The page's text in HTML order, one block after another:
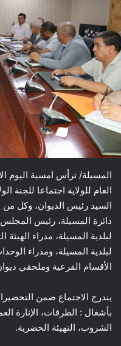
العام للولاية اجتماعا للجنة
السيد رئيس الديوان، وكل من
دائرة المسيلة، رئيس المجلس
لبلدية المسيلة، مدراء
لبلدية المسيلة، ومدراء
الأقسام الفرعية وملحقي
يندرج الاجتماع ضمن
بأشغال : الطرقات، الإنارة
الشروب، التهيئة الحضرية.